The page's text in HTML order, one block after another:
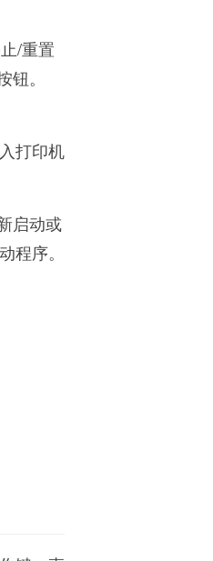
/重置
。
打印机
启动或
程序。